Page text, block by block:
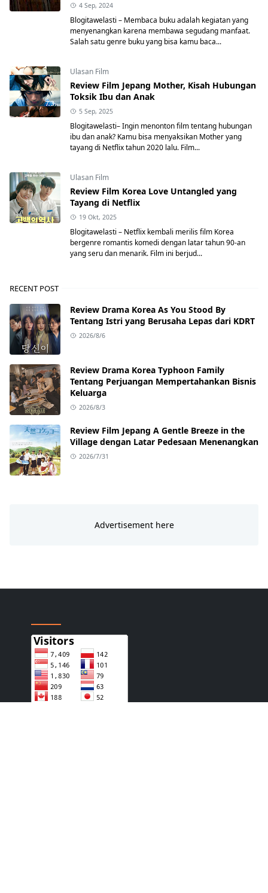
4 Sep, 2024
Blogitawelasti – Membaca buku adalah kegiatan yang
menyenangkan karena membawa segudang manfaat.
Salah satu genre buku yang bisa kamu baca...
Ulasan Film
Review Film Jepang Mother, Kisah Hubungan
Toksik Ibu dan Anak
5 Sep, 2025
Blogitawelasti– Ingin menonton film tentang hubungan
ibu dan anak? Kamu bisa menyaksikan Mother yang
tayang di Netflix tahun 2020 lalu. Film...
Ulasan Film
Review Film Korea Love Untangled yang
Tayang di Netflix
19 Okt, 2025
Blogitawelasti – Netflix kembali merilis film Korea
bergenre romantis komedi dengan latar tahun 90-an
yang seru dan menarik. Film ini berjud...
RECENT POST
Review Drama Korea As You Stood By
Tentang Istri yang Berusaha Lepas dari KDRT
2026/8/6
Review Drama Korea Typhoon Family
Tentang Perjuangan Mempertahankan Bisnis
Keluarga
2026/8/3
Review Film Jepang A Gentle Breeze in the
Village dengan Latar Pedesaan Menenangkan
2026/7/31